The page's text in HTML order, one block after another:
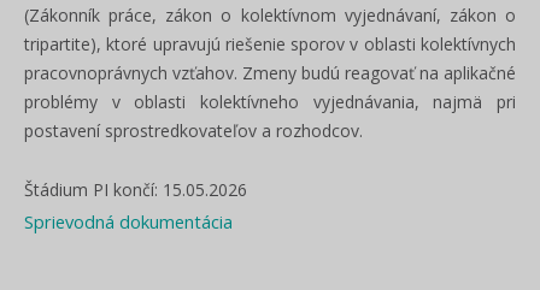
(Zákonník práce, zákon o kolektívnom vyjednávaní, zákon o
tripartite), ktoré upravujú riešenie sporov v oblasti kolektívnych
pracovnoprávnych vzťahov. Zmeny budú reagovať na aplikačné
problémy v oblasti kolektívneho vyjednávania, najmä pri
postavení sprostredkovateľov a rozhodcov.
Štádium PI končí: 15.05.2026
Sprievodná dokumentácia